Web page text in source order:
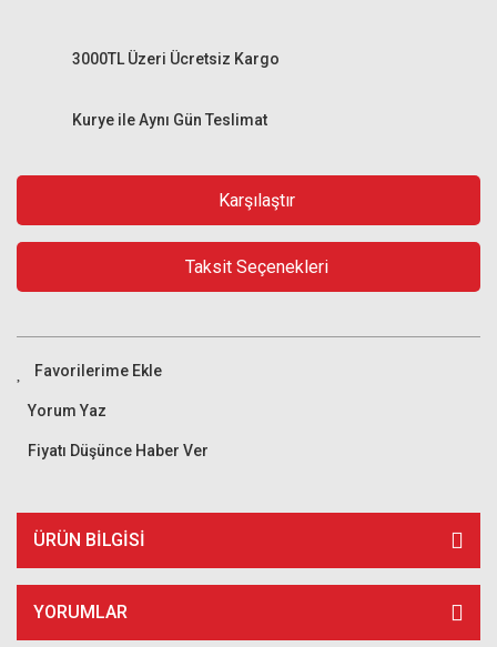
Kurye ile Aynı Gün Teslimat
3000TL Üzeri Ücretsiz Kargo
Karşılaştır
Taksit Seçenekleri
Yorum Yaz
Fiyatı Düşünce Haber Ver
ÜRÜN BILGISI
YORUMLAR